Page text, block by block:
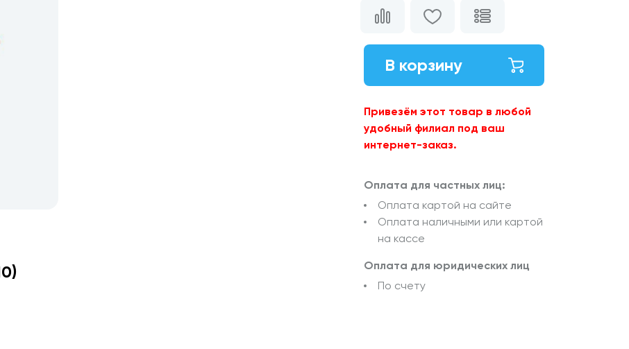
В корзину
Привезём этот товар в любой
удобный филиал под ваш
интернет-заказ.
Оплата для частных лиц:
Оплата картой на сайте
Оплата наличными или картой
на кассе
Оплата для юридических лиц
По счету